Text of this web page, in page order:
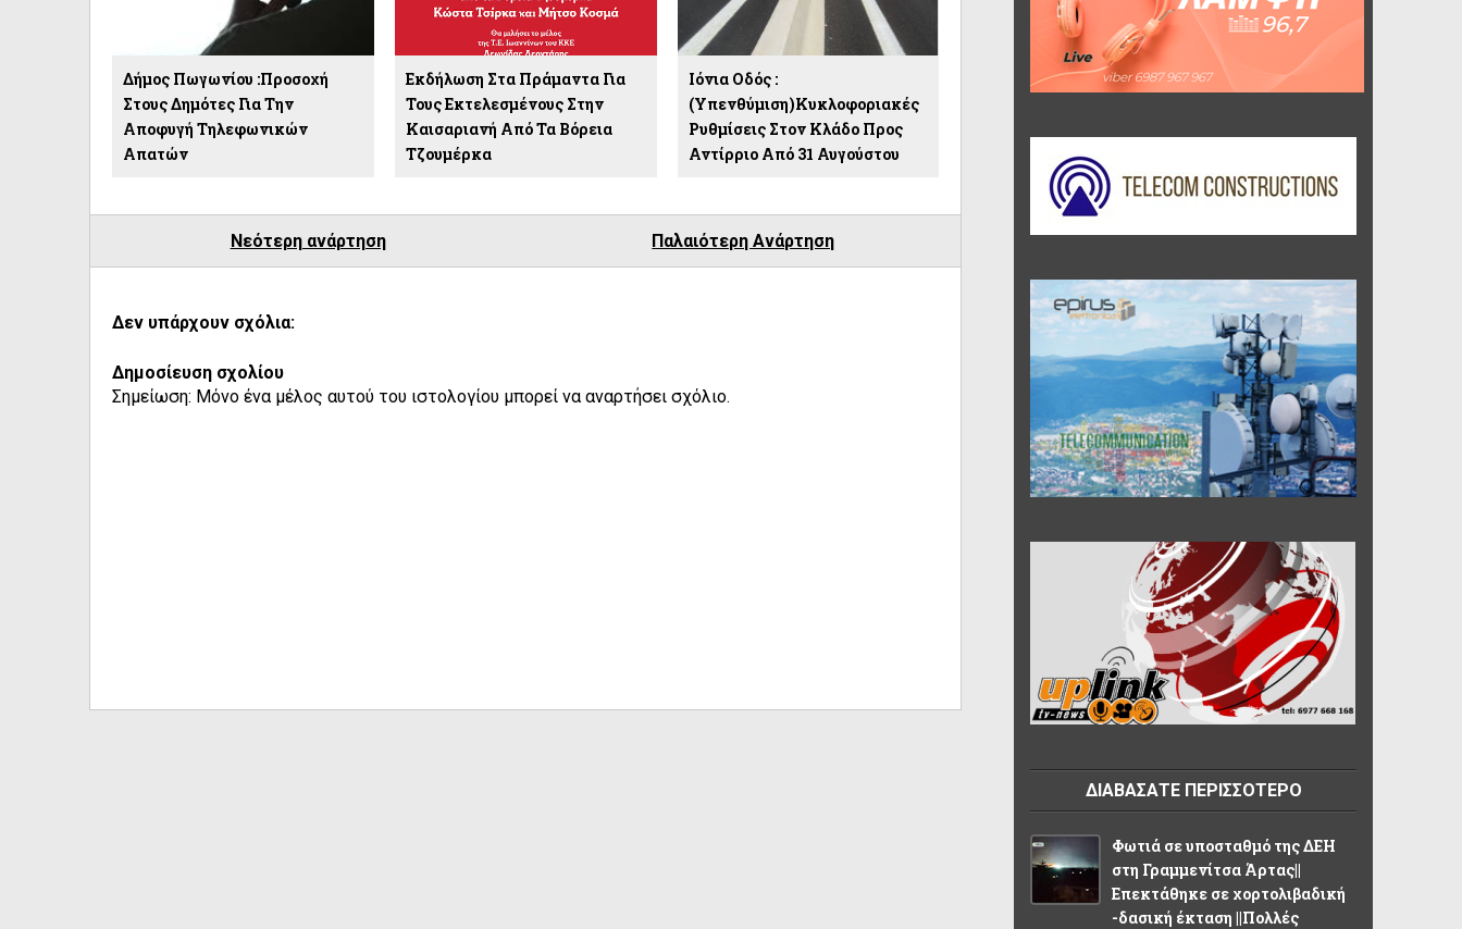
Δήμος Πωγωνίου :Προσοχή
Στους Δημότες Για Την
Αποφυγή Τηλεφωνικών
Απατών
Εκδήλωση Στα Πράμαντα Για
Τους Εκτελεσμένους Στην
Καισαριανή Από Τα Βόρεια
Τζουμέρκα
Ιόνια Οδός :
(Υπενθύμιση)Κυκλοφοριακές
Ρυθμίσεις Στον Κλάδο Προς
Αντίρριο Από 31 Αυγούστου
Νεότερη ανάρτηση Παλαιότερη Ανάρτηση
Δεν υπάρχουν σχόλια:
Δημοσίευση σχολίου
Σημείωση: Μόνο ένα μέλος αυτού του ιστολογίου μπορεί να αναρτήσει σχόλιο.
ΔΙΑΒΑΣΑΤΕ ΠΕΡΙΣΣΟΤΕΡΟ
Φωτιά σε υποσταθμό της ΔΕΗ
στη Γραμμενίτσα Άρτας||
Επεκτάθηκε σε χορτολιβαδική
-δασική έκταση ||Πολλές